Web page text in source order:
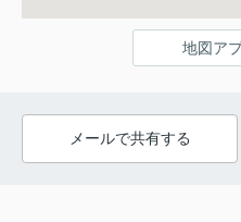
地図ア
メールで共有する